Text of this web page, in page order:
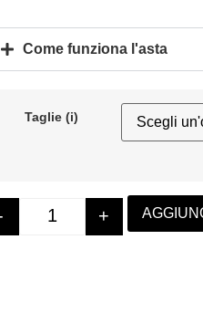
Come funziona l'asta
Taglie (i)
+